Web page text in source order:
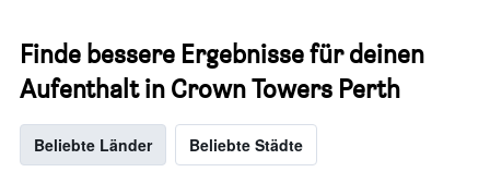
Finde bessere Ergebnisse für deinen
Aufenthalt in Crown Towers Perth
Beliebte Länder Beliebte Städte